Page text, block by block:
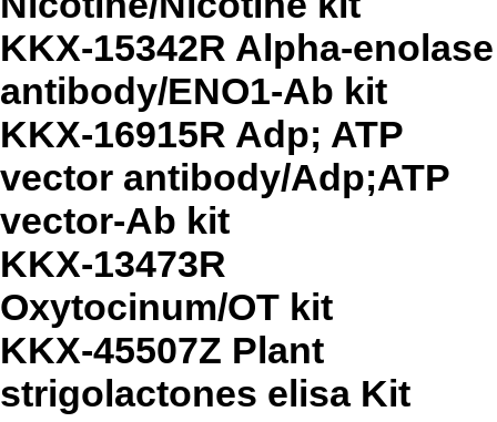
KKX-15342R Alpha-enolase
antibody/ENO1-Ab kit
KKX-16915R Adp; ATP
vector antibody/Adp;ATP
vector-Ab kit
KKX-13473R
Oxytocinum/OT kit
KKX-45507Z Plant
strigolactones elisa Kit